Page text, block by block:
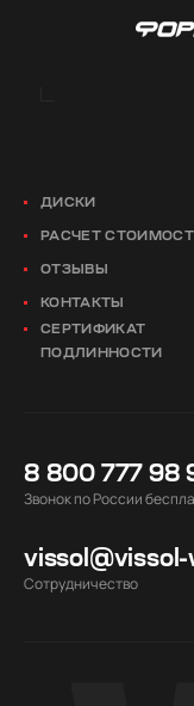
ДИСКИ
РАСЧЕТ
ОТЗЫВЫ
КОНТАКТЫ
СЕРТИФИКАТ
ПОДЛИННОСТИ
8 800 777 98
Звонок по России
Cотрудничество